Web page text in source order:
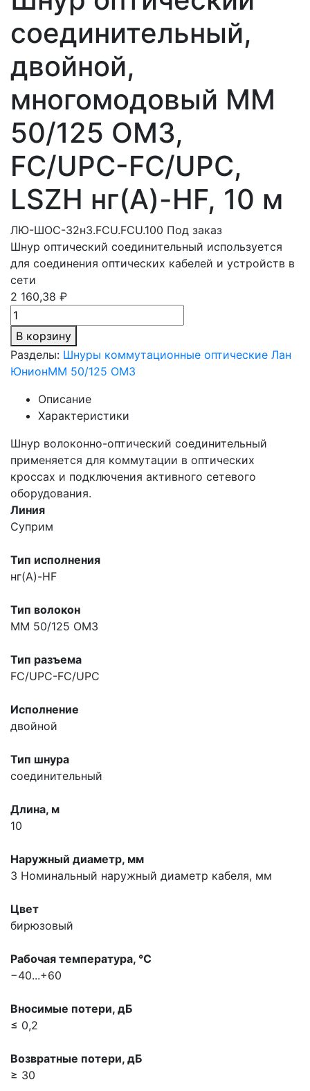
соединительный,
двойной,
многомодовый MM
50/125 OM3,
FC/UPC-FC/UPC,
LSZH нг(A)-HF, 10 м
ЛЮ-ШОС-32н3.FCU.FCU.100 Под заказ
Шнур оптический соединительный используется
для соединения оптических кабелей и устройств в
сети
2 160,38 ₽
В корзину
Разделы: Шнуры коммутационные оптические Лан
ЮнионMM 50/125 OM3
Описание
Характеристики
Шнур волоконно-оптический соединительный
применяется для коммутации в оптических
кроссах и подключения активного сетевого
оборудования.
Линия
Суприм
Тип исполнения
нг(A)-HF
Тип волокон
MM 50/125 OM3
Тип разъема
FC/UPC-FC/UPC
Исполнение
двойной
Тип шнура
соединительный
Длина, м
10
Наружный диаметр, мм
3 Номинальный наружный диаметр кабеля, мм
Цвет
бирюзовый
Рабочая температура, °С
−40...+60
Вносимые потери, дБ
≤ 0,2
Возвратные потери, дБ
≥ 30